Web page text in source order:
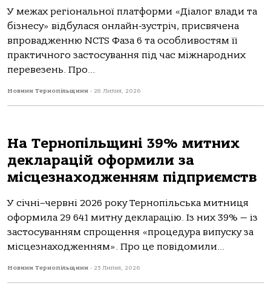
У межах регіональної платформи «Діалог влади та
бізнесу» відбулася онлайн-зустріч, присвячена
впровадженню NCTS Фаза 6 та особливостям її
практичного застосування під час міжнародних
перевезень. Про...
Новини Тернопільщини - 28 Липня, 2026
На Тернопільщині 39% митних
декларацій оформили за
місцезнаходженням підприємств
У січні–червні 2026 року Тернопільська митниця
оформила 29 641 митну декларацію. Із них 39% — із
застосуванням спрощення «процедура випуску за
місцезнаходженням». Про це повідомили...
Новини Тернопільщини - 23 Липня, 2026